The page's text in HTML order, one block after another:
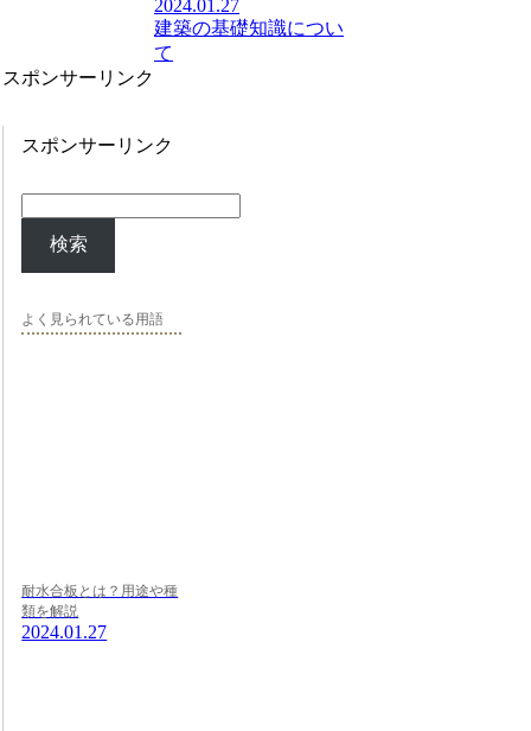
2024.01.27
建築の基礎知識につい
て
スポンサーリンク
スポンサーリンク
検索
よく見られている用語
耐水合板とは？用途や種
類を解説
2024.01.27